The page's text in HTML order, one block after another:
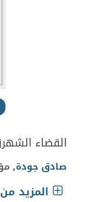
القضاء
صادق جودة,
المزيد